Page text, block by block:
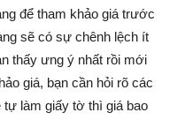
để tham khảo giá trước
sẽ có sự chênh lệch ít
thấy ưng ý nhất rồi mới
giá, bạn cần hỏi rõ các
làm giấy tờ thì giá bao